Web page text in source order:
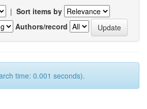
| Sort items by
Authors/record
time: 0.001 seconds).